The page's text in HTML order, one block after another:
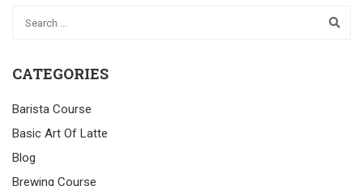
CATEGORIES
Barista Course
Basic Art Of Latte
Blog
Brewing Course